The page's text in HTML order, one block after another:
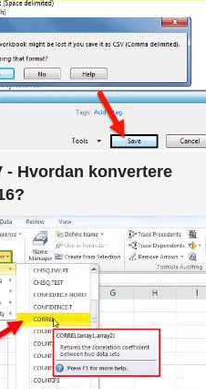
- Hvordan konvertere